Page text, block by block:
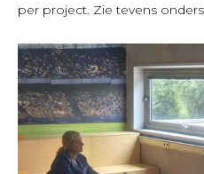
per project. Zie tevens